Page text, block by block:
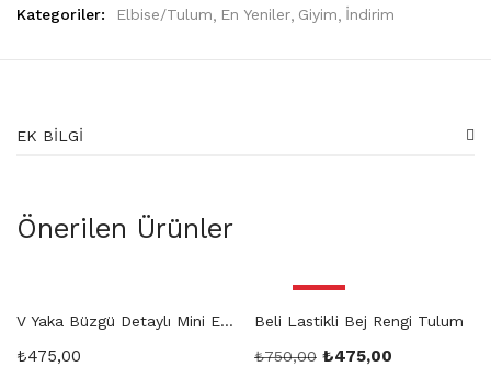
Kategoriler: Elbise/Tulum En Yeniler Giyim İndirim
EK BILGI
Önerilen Ürünler
V Yaka Büzgü Detaylı Mini Elbise
₺475,00
Beli Lastikli Bej Rengi Tulum
₺750,00 ₺475,00